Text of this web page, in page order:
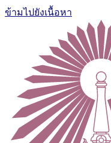
ข้ามไปยังเนื้อหา